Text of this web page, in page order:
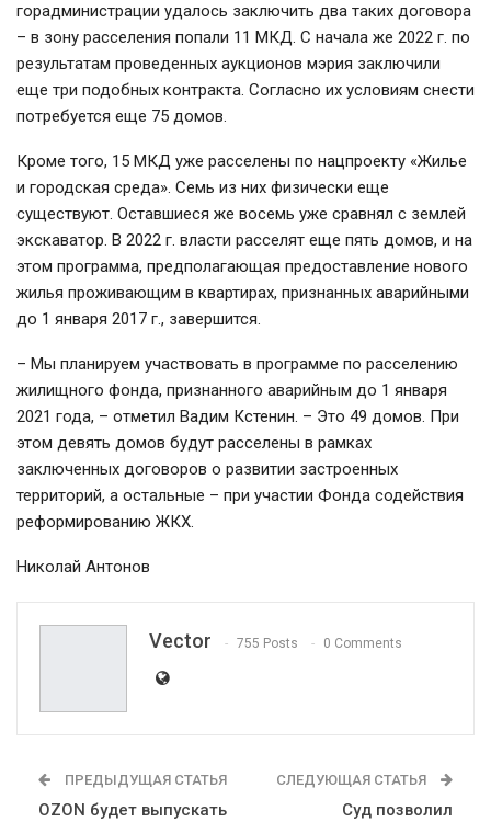
горадминистрации удалось заключить два таких договора
– в зону расселения попали 11 МКД. С начала же 2022 г. по
результатам проведенных аукционов мэрия заключили
еще три подобных контракта. Согласно их условиям снести
потребуется еще 75 домов.
Кроме того, 15 МКД уже расселены по нацпроекту «Жилье
и городская среда». Семь из них физически еще
существуют. Оставшиеся же восемь уже сравнял с землей
экскаватор. В 2022 г. власти расселят еще пять домов, и на
этом программа, предполагающая предоставление нового
жилья проживающим в квартирах, признанных аварийными
до 1 января 2017 г., завершится.
– Мы планируем участвовать в программе по расселению
жилищного фонда, признанного аварийным до 1 января
2021 года, – отметил Вадим Кстенин. – Это 49 домов. При
этом девять домов будут расселены в рамках
заключенных договоров о развитии застроенных
территорий, а остальные – при участии Фонда содействия
реформированию ЖКХ.
Николай Антонов
Vector 755 Posts 0 Comments
ПРЕДЫДУЩАЯ СТАТЬЯ
OZON будет выпускать
СЛЕДУЮЩАЯ СТАТЬЯ
Суд позволил